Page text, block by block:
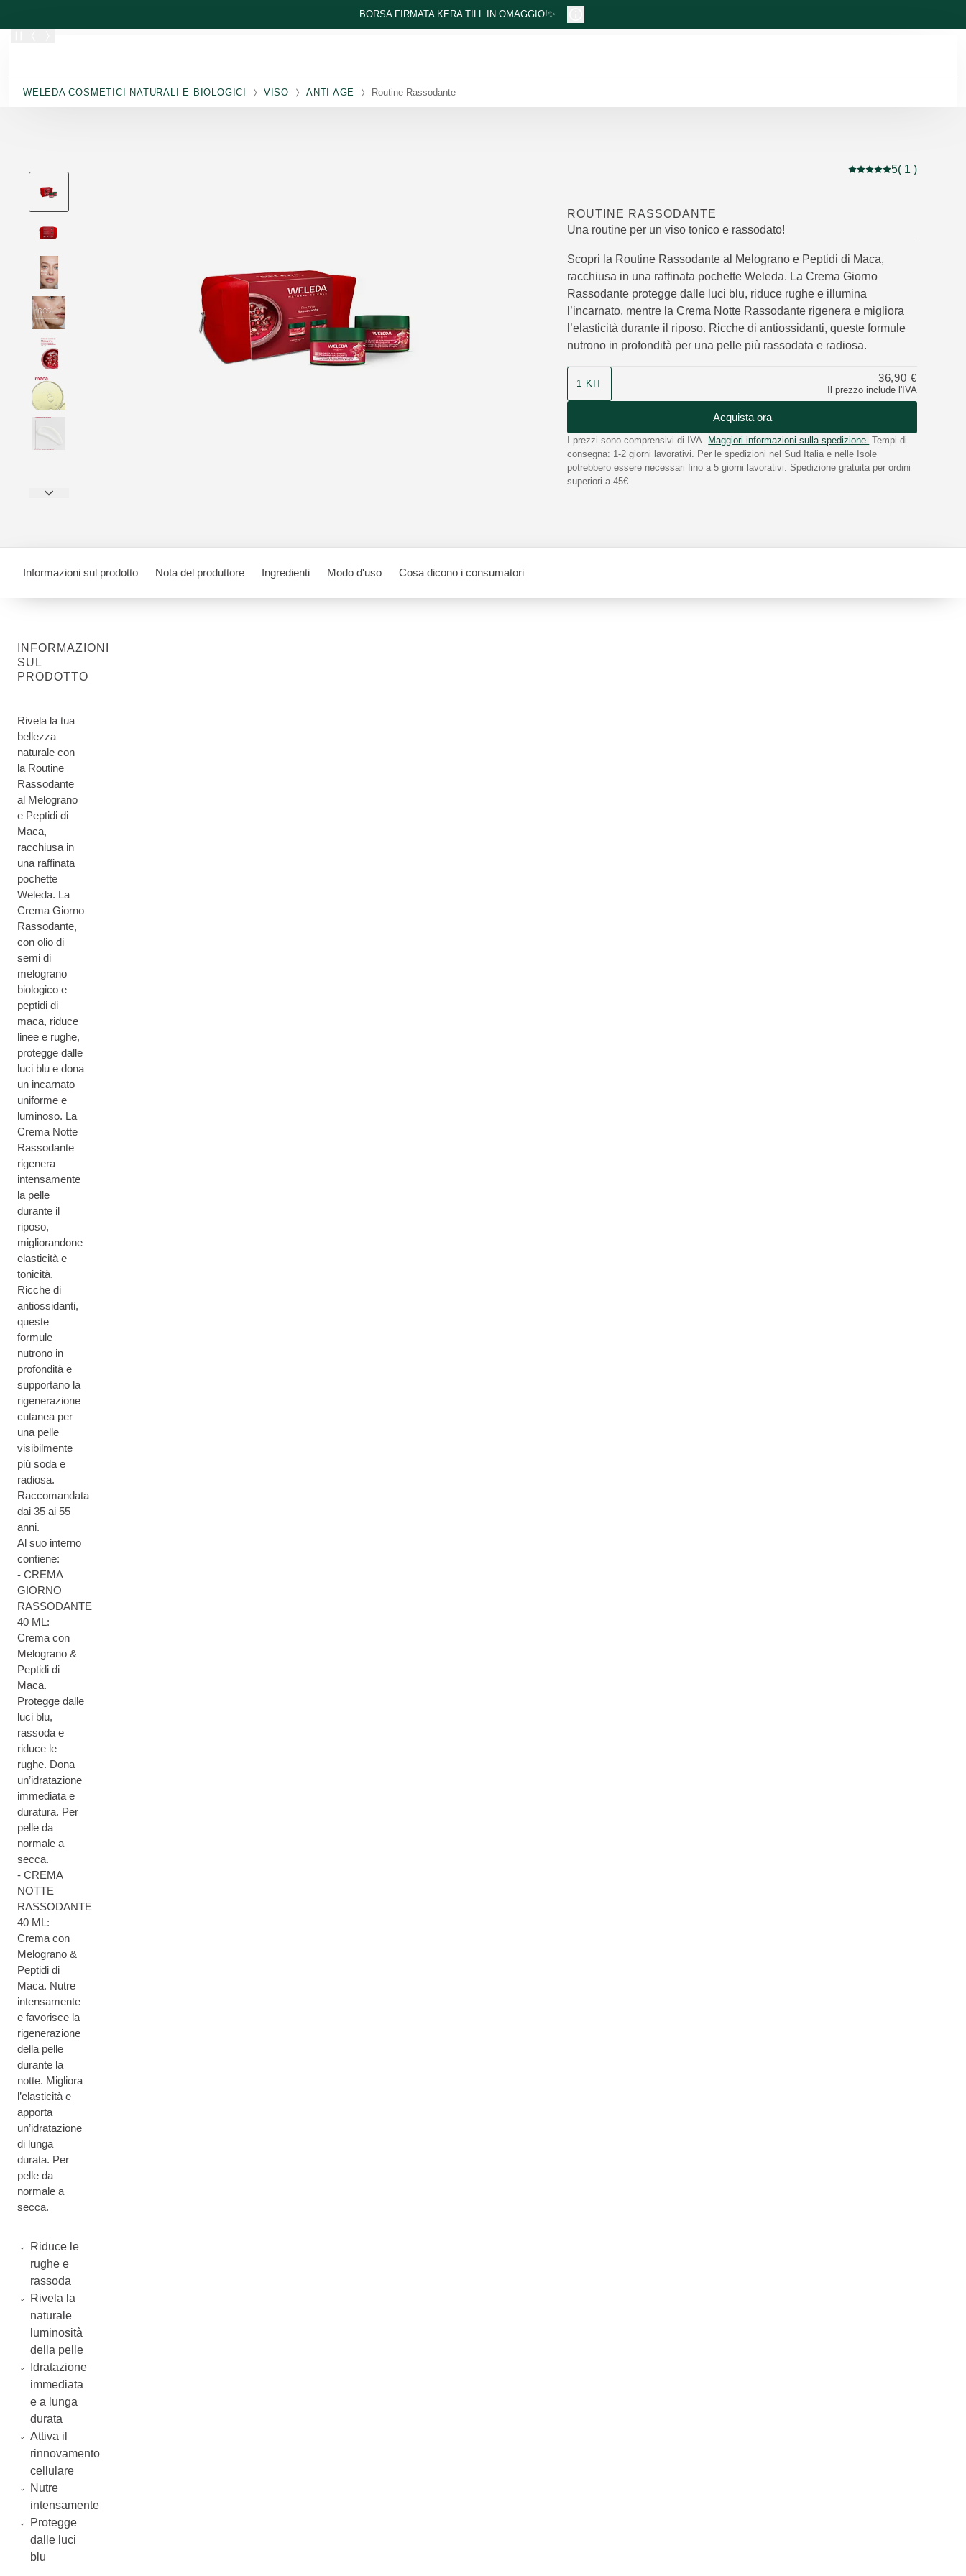
BORSA FIRMATA KERA TILL IN OMAGGIO!✨
WELEDA COSMETICI NATURALI E BIOLOGICI VISO ANTI AGE Routine Rassodante
Valutazione attuale: 5
5( 1 )
ROUTINE RASSODANTE
Una routine per un viso tonico e rassodato!
Scopri la Routine Rassodante al Melograno e Peptidi di Maca,
racchiusa in una raffinata pochette Weleda. La Crema Giorno
Rassodante protegge dalle luci blu, riduce rughe e illumina
l’incarnato, mentre la Crema Notte Rassodante rigenera e migliora
l’elasticità durante il riposo. Ricche di antiossidanti, queste formule
nutrono in profondità per una pelle più rassodata e radiosa.
1 KIT
Il prezzo include l'IVA
36,90 €
Acquista ora
I prezzi sono comprensivi di IVA. Maggiori informazioni sulla spedizione. Tempi di
consegna: 1-2 giorni lavorativi. Per le spedizioni nel Sud Italia e nelle Isole
potrebbero essere necessari fino a 5 giorni lavorativi. Spedizione gratuita per ordini
superiori a 45€.
Informazioni sul prodotto Nota del produttore Ingredienti Modo d'uso Cosa dicono i consumatori
INFORMAZIONI
SUL
PRODOTTO
Rivela la tua
bellezza
naturale con
la Routine
Rassodante
al Melograno
e Peptidi di
Maca,
racchiusa in
una raffinata
pochette
Weleda. La
Crema Giorno
Rassodante,
con olio di
semi di
melograno
biologico e
peptidi di
maca, riduce
linee e rughe,
protegge dalle
luci blu e dona
un incarnato
uniforme e
luminoso. La
Crema Notte
Rassodante
rigenera
intensamente
la pelle
durante il
riposo,
migliorandone
elasticità e
tonicità.
Ricche di
antiossidanti,
queste
formule
nutrono in
profondità e
supportano la
rigenerazione
cutanea per
una pelle
visibilmente
più soda e
radiosa.
Raccomandata
dai 35 ai 55
anni.
Al suo interno
contiene:
- CREMA
GIORNO
RASSODANTE
40 ML:
Crema con
Melograno &
Peptidi di
Maca.
Protegge dalle
luci blu,
rassoda e
riduce le
rughe. Dona
un’idratazione
immediata e
duratura. Per
pelle da
normale a
secca.
- CREMA
NOTTE
RASSODANTE
40 ML:
Crema con
Melograno &
Peptidi di
Maca. Nutre
intensamente
e favorisce la
rigenerazione
della pelle
durante la
notte. Migliora
l’elasticità e
apporta
un’idratazione
di lunga
durata. Per
pelle da
normale a
secca.
Riduce le
rughe e
rassoda
Rivela la
naturale
luminosità
della pelle
Idratazione
immediata
e a lunga
durata
Attiva il
rinnovamento
cellulare
Nutre
intensamente
Protegge
dalle luci
blu